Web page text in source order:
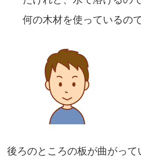
何の木材を使っているの
後ろのところの板が曲がって